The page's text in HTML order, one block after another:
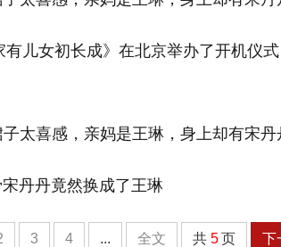
儿女初长成》在北京举办了开机仪
丹丹竟然换成了王琳
3 4 ... 全文 共 5 页 下